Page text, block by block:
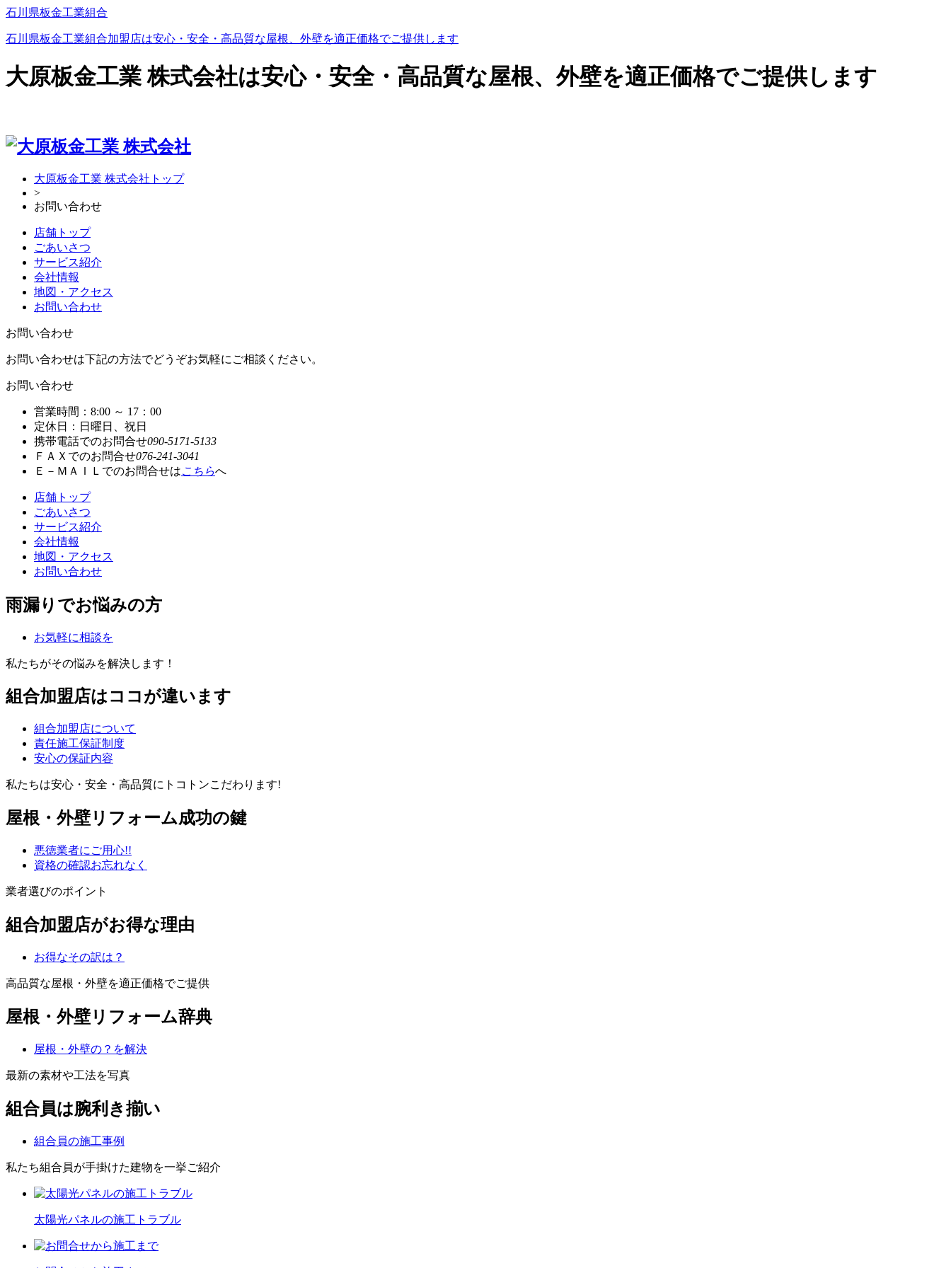
石川県板金工業組合
石川県板金工業組合加盟店は安心・安全・高品質な屋根、外壁を適正価格でご提供します
大原板金工業 株式会社は安心・安全・高品質な屋根、外壁を適正価格でご提供します
大原板金工業 株式会社トップ
>
お問い合わせ
店舗トップ
ごあいさつ
サービス紹介
会社情報
地図・アクセス
お問い合わせ
お問い合わせ
お問い合わせは下記の方法でどうぞお気軽にご相談ください。
お問い合わせ
営業時間：8:00 ～ 17：00
定休日：日曜日、祝日
携帯電話でのお問合せ090-5171-5133
ＦＡＸでのお問合せ076-241-3041
Ｅ－ＭＡＩＬでのお問合せはこちらへ
店舗トップ
ごあいさつ
サービス紹介
会社情報
地図・アクセス
お問い合わせ
雨漏りでお悩みの方
お気軽に相談を
私たちがその悩みを解決します！
組合加盟店はココが違います
組合加盟店について
責任施工保証制度
安心の保証内容
私たちは安心・安全・高品質にトコトンこだわります!
屋根・外壁リフォーム成功の鍵
悪徳業者にご用心!!
資格の確認お忘れなく
業者選びのポイント
組合加盟店がお得な理由
お得なその訳は？
高品質な屋根・外壁を適正価格でご提供
屋根・外壁リフォーム辞典
屋根・外壁の？を解決
最新の素材や工法を写真
組合員は腕利き揃い
組合員の施工事例
私たち組合員が手掛けた建物を一挙ご紹介
太陽光パネルの施工トラブル